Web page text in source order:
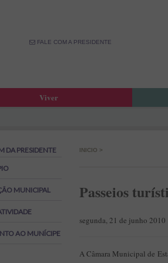
FALE COM A PRESIDENTE
Viver
Municipal
Municipal
Desportiva Municipal
na Autarquia
DA PRESIDENTE
MUNICIPAL
AO MUNÍCIPE
INICIO >
Passeios
segunda, 21 de junho 2010
A Câmara Municipal de